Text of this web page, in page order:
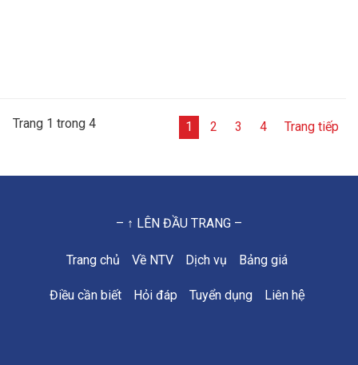
Trang 1 trong 4 1 2 3 4 Trang tiếp
– ↑ LÊN ĐẦU TRANG –
Trang chủ Về NTV Dịch vụ Bảng giá
Điều cần biết Hỏi đáp Tuyển dụng Liên hệ